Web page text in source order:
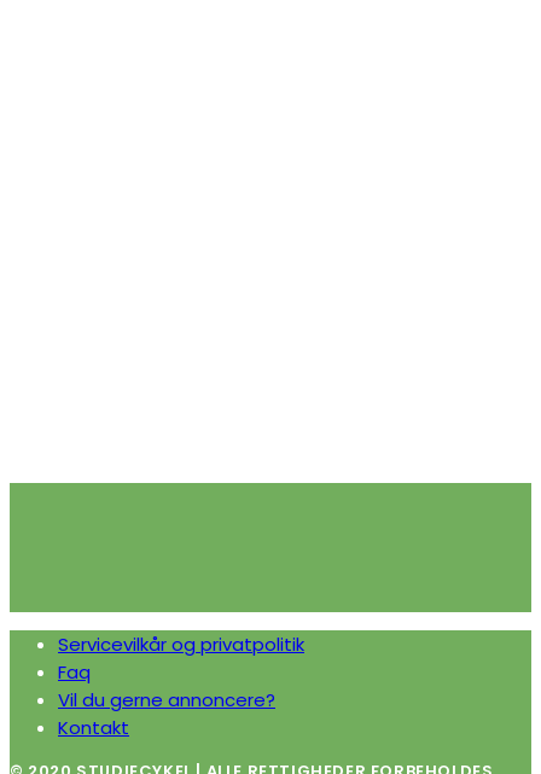
Servicevilkår og privatpolitik
Faq
Vil du gerne annoncere?
Kontakt